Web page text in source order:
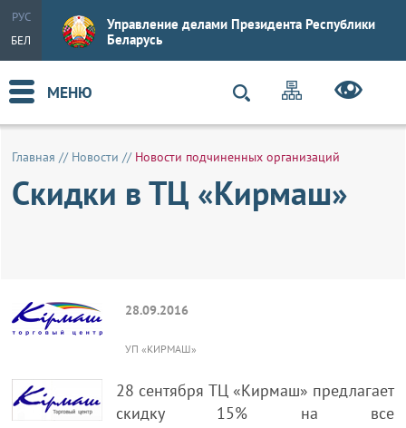
РУС
БЕЛ
Управление делами Президента Республики
Беларусь
МЕНЮ
Главная // Новости // Новости подчиненных организаций
Скидки в ТЦ «Кирмаш»
28.09.2016
УП «КИРМАШ»
28 сентября ТЦ «Кирмаш» предлагает
скидку 15% на все